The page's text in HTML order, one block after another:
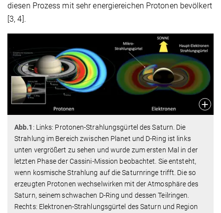
diesen Prozess mit sehr energiereichen Protonen bevölkert
[3, 4].
Abb.1 : Links: Protonen-Strahlungsgürtel des Saturn. Die
Strahlung im Bereich zwischen Planet und D-Ring ist links
unten vergrößert zu sehen und wurde zum ersten Mal in der
letzten Phase der Cassini-Mission beobachtet. Sie entsteht,
wenn kosmische Strahlung auf die Saturnringe trifft. Die so
erzeugten Protonen wechselwirken mit der Atmosphäre des
Saturn, seinem schwachen D-Ring und dessen Teilringen.
Rechts: Elektronen-Strahlungsgürtel des Saturn und Region